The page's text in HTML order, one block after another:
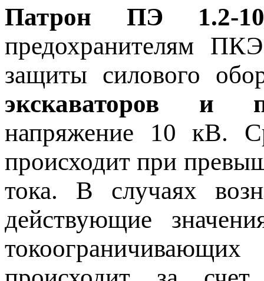
Патрон ПЭ 1.2-
предохранителям
защиты силового
экскаваторов и
напряжение 10 кВ.
происходит при
тока. В случаях
действующие